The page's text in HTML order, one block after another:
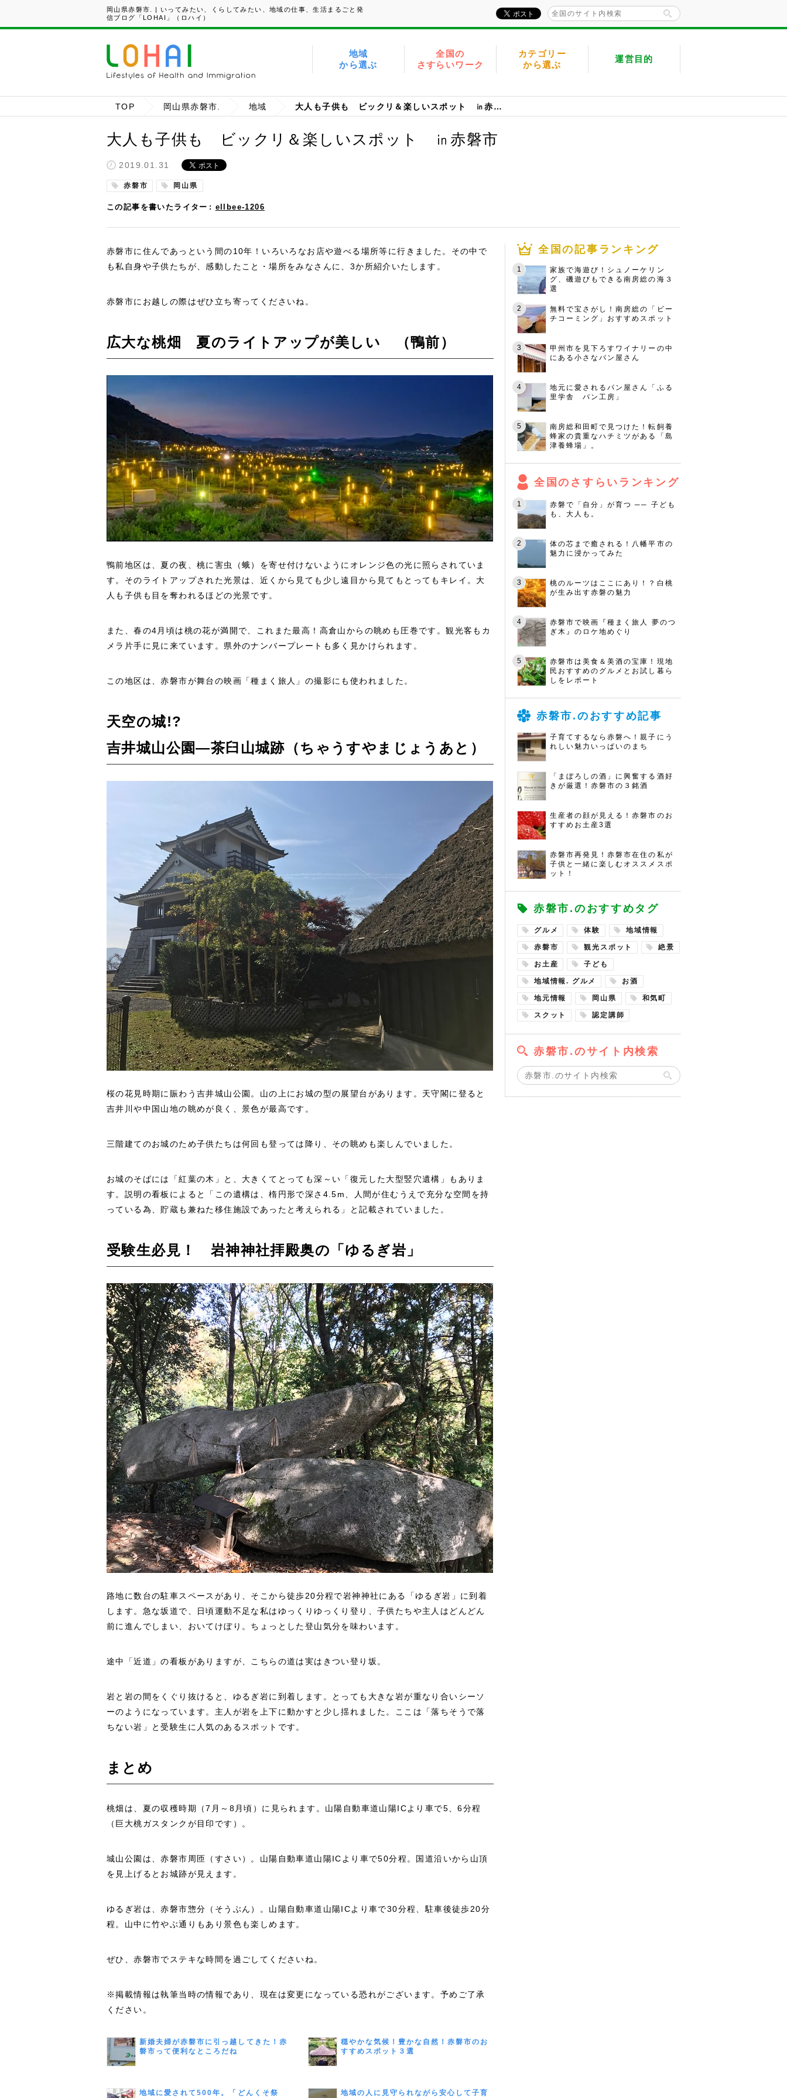
岡山県赤磐市. | いってみたい、くらしてみたい、地域の仕事、生活まるごと発
信ブログ「LOHAI」（ロハイ）
地域
から選ぶ
全国の
さすらいワーク
カテゴリー
から選ぶ
運営目的
TOP 岡山県赤磐市. 地域 大人も子供も ビックリ＆楽しいスポット ㏌赤磐市
大人も子供も ビックリ＆楽しいスポット ㏌赤磐市
2019.01.31
赤磐市 岡山県
この記事を書いたライター ellbee-1206
赤磐市に住んであっという間の10年！いろいろなお店や遊べる場所等に行きました。その中で
も私自身や子供たちが、感動したこと・場所をみなさんに、3か所紹介いたします。
赤磐市にお越しの際はぜひ立ち寄ってくださいね。
広大な桃畑 夏のライトアップが美しい （鴨前）
鴨前地区は、夏の夜、桃に害虫（蛾）を寄せ付けないようにオレンジ色の光に照らされていま
す。そのライトアップされた光景は、近くから見ても少し遠目から見てもとってもキレイ。大
人も子供も目を奪われるほどの光景です。
また、春の4月頃は桃の花が満開で、これまた最高！高倉山からの眺めも圧巻です。観光客もカ
メラ片手に見に来ています。県外のナンバープレートも多く見かけられます。
この地区は、赤磐市が舞台の映画「種まく旅人」の撮影にも使われました。
天空の城!?
吉井城山公園―茶臼山城跡（ちゃうすやまじょうあと）
桜の花見時期に賑わう吉井城山公園。山の上にお城の型の展望台があります。天守閣に登ると
吉井川や中国山地の眺めが良く、景色が最高です。
三階建てのお城のため子供たちは何回も登っては降り、その眺めも楽しんでいました。
お城のそばには「紅葉の木」と、大きくてとっても深～い「復元した大型竪穴遺構」もありま
す。説明の看板によると「この遺構は、楕円形で深さ4.5m、人間が住むうえで充分な空間を持
っている為、貯蔵も兼ねた移住施設であったと考えられる」と記載されていました。
受験生必見！ 岩神神社拝殿奥の「ゆるぎ岩」
路地に数台の駐車スペースがあり、そこから徒歩20分程で岩神神社にある「ゆるぎ岩」に到着
します。急な坂道で、日頃運動不足な私はゆっくりゆっくり登り、子供たちや主人はどんどん
前に進んでしまい、おいてけぼり。ちょっとした登山気分を味わいます。
途中「近道」の看板がありますが、こちらの道は実はきつい登り坂。
岩と岩の間をくぐり抜けると、ゆるぎ岩に到着します。とっても大きな岩が重なり合いシーソ
ーのようになっています。主人が岩を上下に動かすと少し揺れました。ここは「落ちそうで落
ちない岩」と受験生に人気のあるスポットです。
まとめ
桃畑は、夏の収穫時期（7月～8月頃）に見られます。山陽自動車道山陽ICより車で5、6分程
（巨大桃ガスタンクが目印です）。
城山公園は、赤磐市周匝（すさい）。山陽自動車道山陽ICより車で50分程。国道沿いから山頂
を見上げるとお城跡が見えます。
ゆるぎ岩は、赤磐市惣分（そうぶん）。山陽自動車道山陽ICより車で30分程、駐車後徒歩20分
程。山中に竹やぶ通りもあり景色も楽しめます。
ぜひ、赤磐市でステキな時間を過ごしてくださいね。
※掲載情報は執筆当時の情報であり、現在は変更になっている恐れがございます。予めご了承
ください。
新婚夫婦が赤磐市に引っ越してきた！赤
磐市って便利なところだね
穏やかな気候！豊かな自然！赤磐市のお
すすめスポット３選
地域に愛されて500年。「どんくそ祭
地域の人に見守られながら安心して子育
全国の記事ランキング
家族で海遊び！シュノーケリン
グ、磯遊びもできる南房総の海３
選
無料で宝さがし！南房総の「ビー
チコーミング」おすすめスポット
甲州市を見下ろすワイナリーの中
にある小さなパン屋さん
地元に愛されるパン屋さん「ふる
里学舎 パン工房」
南房総和田町で見つけた！転飼養
蜂家の貴重なハチミツがある「島
津養蜂場」。
全国のさすらいランキング
赤磐で「自分」が育つ ── 子ども
も、大人も。
体の芯まで癒される！八幡平市の
魅力に浸かってみた
桃のルーツはここにあり！？白桃
が生み出す赤磐の魅力
赤磐市で映画『種まく旅人 夢のつ
ぎ木』のロケ地めぐり
赤磐市は美食＆美酒の宝庫！現地
民おすすめのグルメとお試し暮ら
しをレポート
赤磐市.のおすすめ記事
子育てするなら赤磐へ！親子にう
れしい魅力いっぱいのまち
「まぼろしの酒」に興奮する酒好
きが厳選！赤磐市の３銘酒
生産者の顔が見える！赤磐市のお
すすめお土産3選
赤磐市再発見！赤磐市在住の私が
子供と一緒に楽しむオススメスポ
ット！
赤磐市.のおすすめタグ
グルメ 体験 地域情報
赤磐市 観光スポット 絶景
お土産 子ども
地域情報. グルメ お酒
地元情報 岡山県 和気町
スクット 認定講師
赤磐市.のサイト内検索